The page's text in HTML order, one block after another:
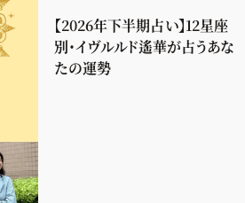
【2026年下半期占い】12星座
別・イヴルルド遙華が占うあな
たの運勢